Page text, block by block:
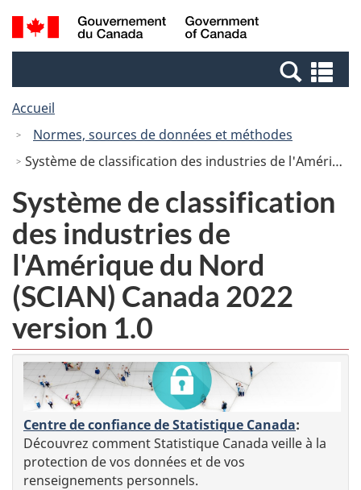
Passer
au
Passer
à
Canada
Recherche
et
et
Accueil
Normes, sources de données et méthodes
Système de classification des industries de l'Amérique du Nord (SCIAN) Canada 2022 version 1.0
Système de classification
des industries de
l'Amérique du Nord
(SCIAN) Canada 2022
version 1.0
Centre de confiance de Statistique Canada:
Découvrez comment Statistique Canada veille à la
protection de vos données et de vos
renseignements personnels.